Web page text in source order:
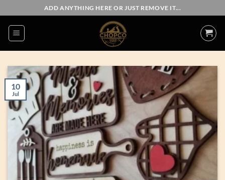
al
contenido
ADD ANYTHING HERE OR JUST REMOVE IT...
10
Jul